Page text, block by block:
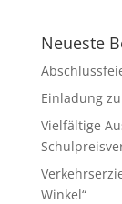
Neueste
Einladung
Vielfältige
Winkel“